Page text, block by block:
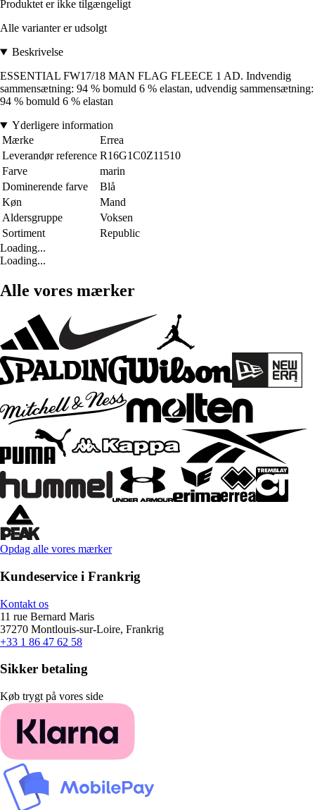
Produktet er ikke tilgængeligt
Alle varianter er udsolgt
Beskrivelse
ESSENTIAL FW17/18 MAN FLAG FLEECE 1 AD. Indvendig
sammensætning: 94 % bomuld 6 % elastan, udvendig sammensætning:
94 % bomuld 6 % elastan
Yderligere information
Mærke
Errea
Leverandør reference R16G1C0Z11510
Farve
marin
Dominerende farve
Blå
Køn
Mand
Aldersgruppe
Voksen
Sortiment
Republic
Loading...
Loading...
Alle vores mærker
Opdag alle vores mærker
Kundeservice i Frankrig
Kontakt os
11 rue Bernard Maris
37270 Montlouis-sur-Loire, Frankrig
+33 1 86 47 62 58
Sikker betaling
Køb trygt på vores side